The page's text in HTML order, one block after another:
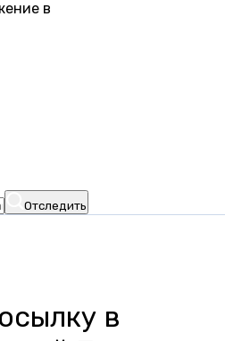
в
Отследить
в